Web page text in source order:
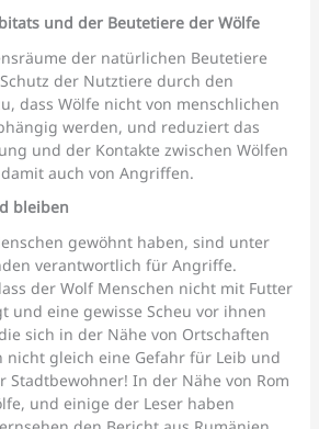
und der Beutetiere der Wölfe
der natürlichen Beutetiere
der Nutztiere durch den
dass Wölfe nicht von menschlichen
werden, und reduziert das
und der Kontakte zwischen Wölfen
auch von Angriffen.
bleiben
gewöhnt haben, sind unter
verantwortlich für Angriffe.
der Wolf Menschen nicht mit Futter
und eine gewisse Scheu vor ihnen
sich in der Nähe von Ortschaften
nicht gleich eine Gefahr für Leib und
Stadtbewohner! In der Nähe von Rom
und einige der Leser haben